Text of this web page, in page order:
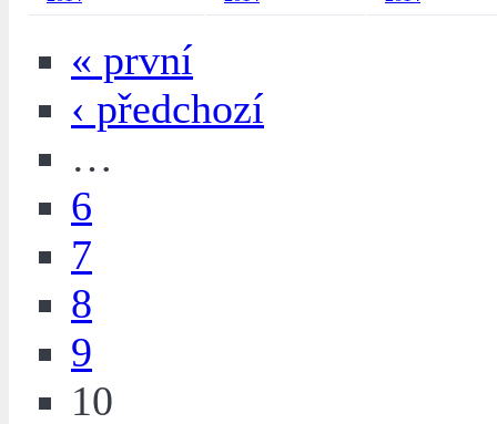
« první
‹ předchozí
…
6
7
8
9
10